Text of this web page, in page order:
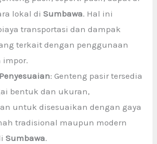
lokal diSumbawa. Hal ini
transportasi dan dampak
terkait dengan penggunaan
impor.
: Genteng pasir tersedia
bentuk dan ukuran,
untuk disesuaikan dengan gaya
tradisional maupun modern
Sumbawa.